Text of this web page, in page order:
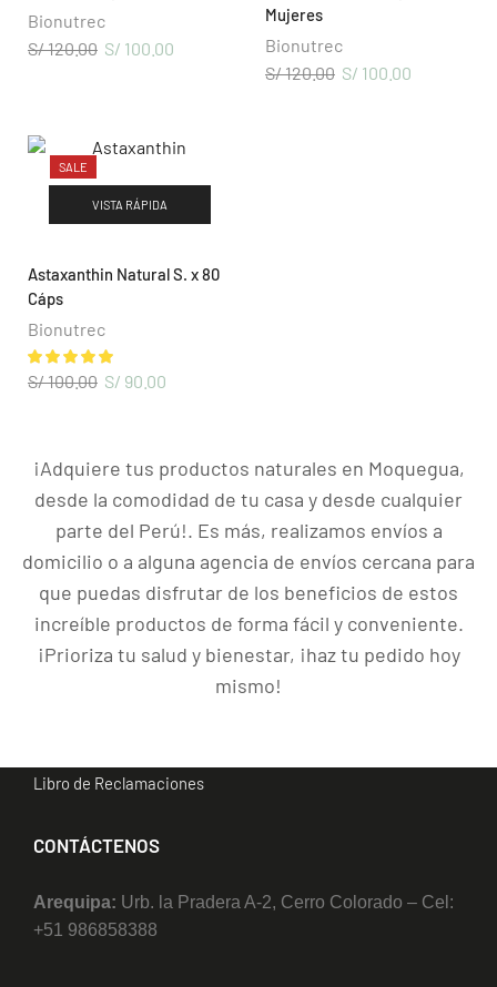
Bionutrec
S/120.00 S/ 100.00
Mujeres
Bionutrec
S/120.00 S/ 100.00
SALE
VISTA RÁPIDA
Astaxanthin Natural S. x 80
Cáps
Bionutrec
S/100.00 S/ 90.00
¡Adquiere tus productos naturales en Moquegua,
desde la comodidad de tu casa y desde cualquier
parte del Perú!. Es más, realizamos envíos a
domicilio o a alguna agencia de envíos cercana para
que puedas disfrutar de los beneficios de estos
increíble productos de forma fácil y conveniente.
¡Prioriza tu salud y bienestar, ¡haz tu pedido hoy
mismo!
NUESTROS PRODUCTOS
Cuidado Personal
Wellness Hombre
Energía y Vitalidad
DISTRIBUIDORES
Blog & Noticias
Libro de Reclamaciones
CONTÁCTENOS
Arequipa: Urb. la Pradera A-2, Cerro Colorado – Cel:
+51 986858388